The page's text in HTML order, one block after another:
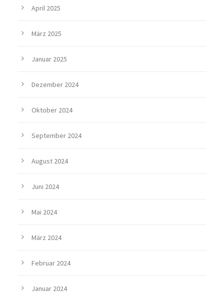
April 2025
März 2025
Januar 2025
Dezember 2024
Oktober 2024
September 2024
August 2024
Juni 2024
Mai 2024
März 2024
Februar 2024
Januar 2024